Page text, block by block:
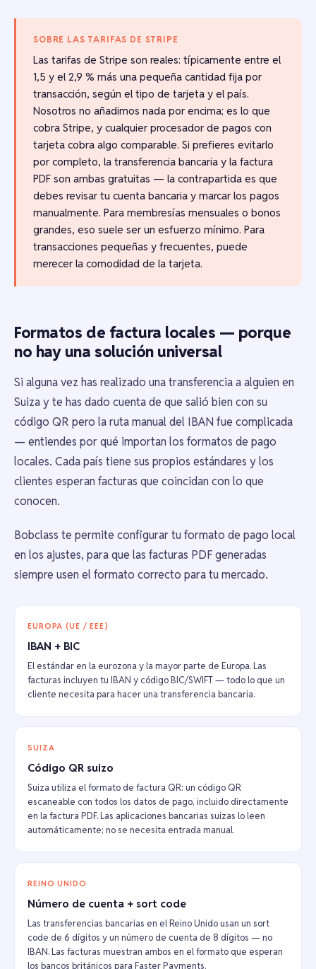
SOBRE LAS TARIFAS DE STRIPE
Las tarifas de Stripe son reales: típicamente entre el
1,5 y el 2,9 % más una pequeña cantidad fija por
transacción, según el tipo de tarjeta y el país.
Nosotros no añadimos nada por encima; es lo que
cobra Stripe, y cualquier procesador de pagos con
tarjeta cobra algo comparable. Si prefieres evitarlo
por completo, la transferencia bancaria y la factura
PDF son ambas gratuitas — la contrapartida es que
debes revisar tu cuenta bancaria y marcar los pagos
manualmente. Para membresías mensuales o bonos
grandes, eso suele ser un esfuerzo mínimo. Para
transacciones pequeñas y frecuentes, puede
merecer la comodidad de la tarjeta.
Formatos de factura locales — porque
no hay una solución universal
Si alguna vez has realizado una transferencia a alguien en
Suiza y te has dado cuenta de que salió bien con su
código QR pero la ruta manual del IBAN fue complicada
— entiendes por qué importan los formatos de pago
locales. Cada país tiene sus propios estándares y los
clientes esperan facturas que coincidan con lo que
conocen.
Bobclass te permite configurar tu formato de pago local
en los ajustes, para que las facturas PDF generadas
siempre usen el formato correcto para tu mercado.
EUROPA (UE / EEE)
IBAN + BIC
El estándar en la eurozona y la mayor parte de Europa. Las
facturas incluyen tu IBAN y código BIC/SWIFT — todo lo que un
cliente necesita para hacer una transferencia bancaria.
SUIZA
Código QR suizo
Suiza utiliza el formato de factura QR: un código QR
escaneable con todos los datos de pago, incluido directamente
en la factura PDF. Las aplicaciones bancarias suizas lo leen
automáticamente; no se necesita entrada manual.
REINO UNIDO
Número de cuenta + sort code
Las transferencias bancarias en el Reino Unido usan un sort
code de 6 dígitos y un número de cuenta de 8 dígitos — no
IBAN. Las facturas muestran ambos en el formato que esperan
los bancos británicos para Faster Payments.